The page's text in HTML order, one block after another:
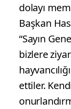
dolayı
Başkan
“Sayın
bizlere
ettiler.